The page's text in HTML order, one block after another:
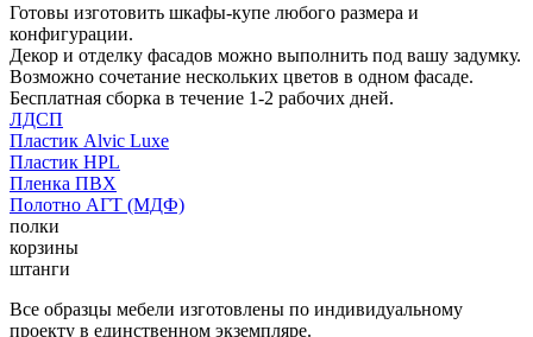
Готовы изготовить шкафы-купе любого размера и
конфигурации.
Декор и отделку фасадов можно выполнить под вашу задумку.
Возможно сочетание нескольких цветов в одном фасаде.
Бесплатная сборка в течение 1-2 рабочих дней.
ЛДСП
Пластик Alvic Luxe
Пластик HPL
Пленка ПВХ
Полотно АГТ (МДФ)
полки
корзины
штанги
Все образцы мебели изготовлены по индивидуальному
проекту в единственном экземпляре.